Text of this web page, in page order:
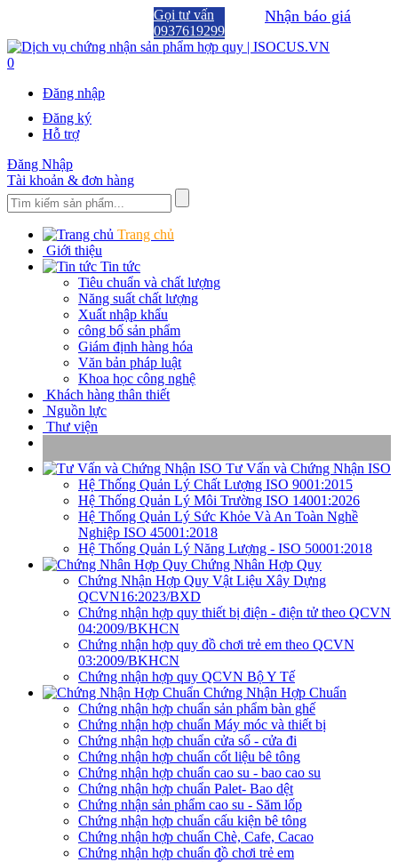
Nhận báo giá
Gọi tư vấn
0937619299
0
Đăng nhập
Đăng ký
Hỗ trợ
Đăng Nhập
Tài khoản & đơn hàng
Trang chủ
Giới thiệu
Tin tức
Tiêu chuẩn và chất lượng
Năng suất chất lượng
Xuất nhập khẩu
công bố sản phẩm
Giám định hàng hóa
Văn bản pháp luật
Khoa học công nghệ
Khách hàng thân thiết
Nguồn lực
Thư viện
Tư Vấn và Chứng Nhận ISO
Hệ Thống Quản Lý Chất Lượng ISO 9001:2015
Hệ Thống Quản Lý Môi Trường ISO 14001:2026
Hệ Thống Quản Lý Sức Khỏe Và An Toàn Nghề
Nghiệp ISO 45001:2018
Hệ Thống Quản Lý Năng Lượng - ISO 50001:2018
Chứng Nhân Hợp Quy
Chứng Nhận Hợp Quy Vật Liệu Xây Dựng
QCVN16:2023/BXD
Chứng nhận hợp quy thiết bị điện - điện tử theo QCVN
04:2009/BKHCN
Chứng nhận hợp quy đồ chơi trẻ em theo QCVN
03:2009/BKHCN
Chứng nhận hợp quy QCVN Bộ Y Tế
Chứng Nhận Hợp Chuẩn
Chứng nhận hợp chuẩn sản phẩm bàn ghế
Chứng nhận hợp chuẩn Máy móc và thiết bị
Chứng nhận hợp chuẩn cửa sổ - cửa đi
Chứng nhận hợp chuẩn cốt liệu bê tông
Chứng nhận hợp chuẩn cao su - bao cao su
Chứng nhận hợp chuẩn Palet- Bao dệt
Chứng nhận sản phẩm cao su - Săm lốp
Chứng nhận hợp chuẩn cấu kiện bê tông
Chứng nhận hợp chuẩn Chè, Cafe, Cacao
Chứng nhận hợp chuẩn đồ chơi trẻ em